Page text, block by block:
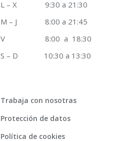
L – X 9:30 a 21:30
M – J 8:00 a 21:45
V 8:00 a 18:30
S – D 10:30 a 13:30
Trabaja con nosotras
Protección de datos
Política de cookies